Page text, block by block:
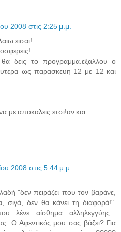
2008 στις 2:25 μ.μ.
εισαι!
δεις το προγραμμα.εξαλλου ο
ως παρασκευη 12 με 12 και
με αποκαλεις ετσι!αν και..
2008 στις 5:44 μ.μ.
"δεν πειράζει που τον βαράνε,
σιγά, δεν θα κάνει τη διαφορά!".
λένε αίσθημα αλληλεγγύης...
Ο Αφεντικός μου σας βάζει? Για